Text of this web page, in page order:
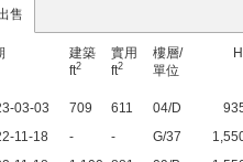
售
建築
ft2
實用
ft2
樓層/
單位
03-03 709 611 04/D
11-18
- - G/37